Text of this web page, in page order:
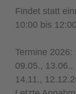
Findet statt
10:00 bis
Termine 2026:
09.05.,
14.11.,